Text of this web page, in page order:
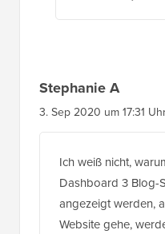
Stephanie A
3. Sep 2020 um 17:31
Ich weiß nicht,
Dashboard 3 Blog-
angezeigt werden,
Website gehe,